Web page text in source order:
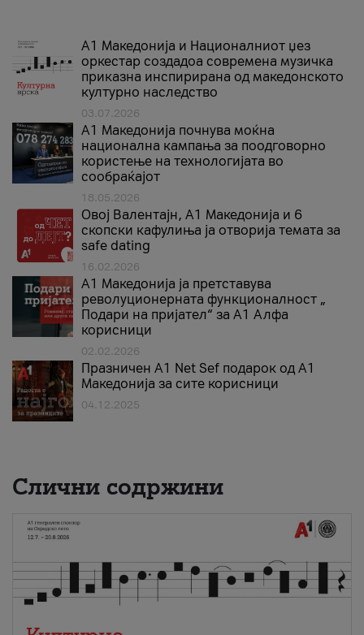
А1 Македонија и Националниот џез
оркестар создадоа современа музичка
приказна инспирирана од македонското
културно наследство
03.07.2026
A1 Македонија почнува моќна
национална кампања за поодговорно
користење на технологијата во
сообраќајот
18.05.2026
Овој Валентајн, A1 Македонија и 6
скопски кафулиња ја отворија темата за
safe dating
16.02.2026
А1 Македонија ја претставува
револуционерната функционалност „
Подари на пријател“ за А1 Алфа
корисници
02.02.2026
Празничен A1 Net Sеf подарок од А1
Македонија за сите корисници
04.12.2025
Слични содржини